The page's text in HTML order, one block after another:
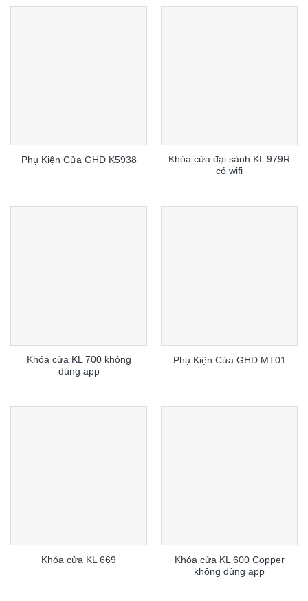
Phụ Kiện Cửa GHD K5938
Khóa cửa đại sảnh KL 979R
có wifi
Khóa cửa KL 700 không
dùng app
Phụ Kiện Cửa GHD MT01
Khóa cửa KL 669
Khóa cửa KL 600 Copper
không dùng app